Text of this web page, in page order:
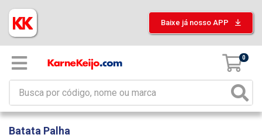
Baixe já nosso APP
0
Batata Palha